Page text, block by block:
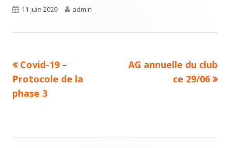
Publié
11 juin 2020 Auteur
admin
Navigation
de
Article
précédent :
Covid-19 –
Protocole de la
phase 3
Article
AG annuelle du club
ce 29/06